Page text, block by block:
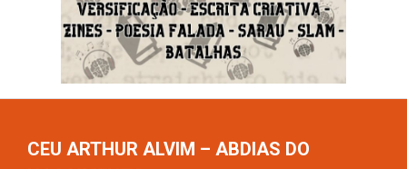
CEU ARTHUR ALVIM – ABDIAS DO